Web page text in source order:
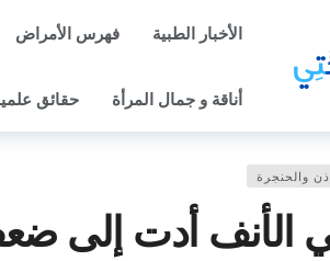
الأخبار الطبية فهرس الأمراض
أناقة و جمال المرأة حقائق
والحنجرة
الأنف أدت إلى